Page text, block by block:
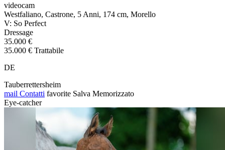
videocam
Westfaliano, Castrone, 5 Anni, 174 cm, Morello
V: So Perfect
Dressage
35.000 €
35.000 € Trattabile
DE
Tauberrettersheim
mail Contatti favorite Salva Memorizzato
Eye-catcher